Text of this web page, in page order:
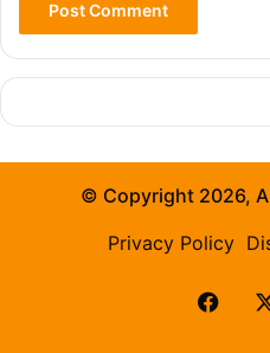
© Copyright 2026,
Privacy Policy